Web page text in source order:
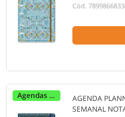
Cód.
Agendas 2027
AGENDA
SEMANAL